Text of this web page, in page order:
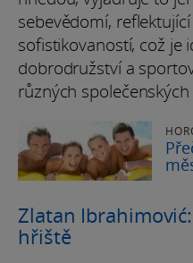
sebevědomí,
sofistikovaností, což je
dobrodružství a
různých
Zlatan
hřiště